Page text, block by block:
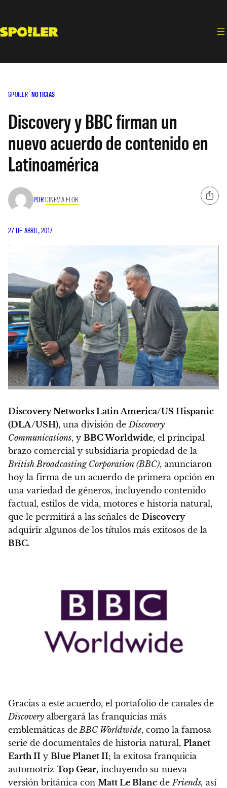
contenido
SPOILER NOTICIAS
Discovery y BBC firman un
nuevo acuerdo de contenido en
Latinoamérica
PORCINEMA FLOR
27 DE ABRIL, 2017
Discovery Networks Latin America/US Hispanic
(DLA/USH), una división de Discovery
Communications, y BBC Worldwide, el principal
brazo comercial y subsidiaria propiedad de la
British Broadcasting Corporation (BBC), anunciaron
hoy la firma de un acuerdo de primera opción en
una variedad de géneros, incluyendo contenido
factual, estilos de vida, motores e historia natural,
que le permitirá a las señales de Discovery
adquirir algunos de los títulos más exitosos de la
BBC.
Gracias a este acuerdo, el portafolio de canales de
Discovery albergará las franquicias más
emblemáticas de BBC Worldwide, como la famosa
serie de documentales de historia natural, Planet
Earth II y Blue Planet II; la exitosa franquicia
automotriz Top Gear, incluyendo su nueva
versión británica con Matt Le Blanc de Friends, así